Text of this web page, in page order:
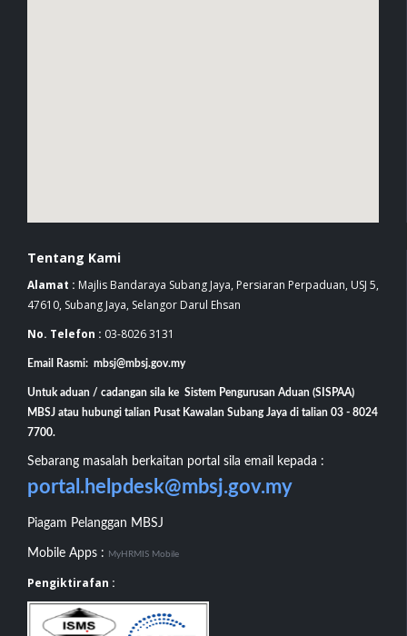
Tentang Kami
Alamat : Majlis Bandaraya Subang Jaya, Persiaran Perpaduan, USJ 5,
47610, Subang Jaya, Selangor Darul Ehsan
No. Telefon : 03-8026 3131
Email Rasmi: mbsj@mbsj.gov.my
Untuk aduan / cadangan sila ke Sistem Pengurusan Aduan (SISPAA)
MBSJ atau hubungi talian Pusat Kawalan Subang Jaya di talian 03 - 8024
7700.
Sebarang masalah berkaitan portal sila email kepada :
portal.helpdesk@mbsj.gov.my
Piagam Pelanggan MBSJ
Mobile Apps : MyHRMIS Mobile
Pengiktirafan :